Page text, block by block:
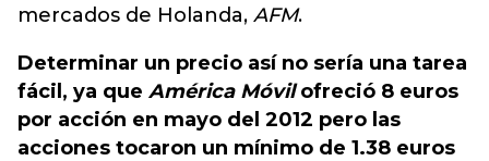
mercados de Holanda, AFM.
Determinar un precio así no sería una tarea
fácil, ya que América Móvilofreció 8 euros
por acción en mayo del 2012 pero las
acciones tocaron un mínimo de 1.38 euros